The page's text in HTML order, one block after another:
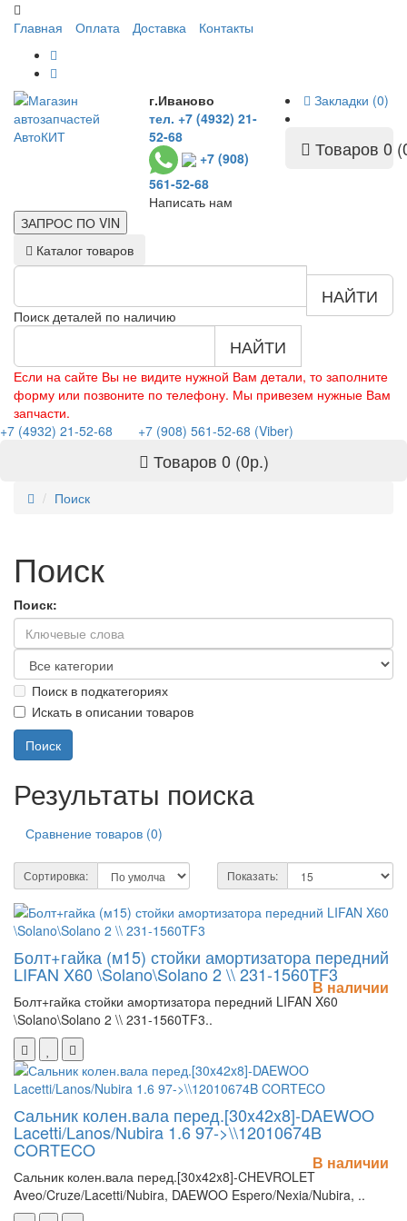
Главная Оплата Доставка Контакты
г.Иваново
тел. +7 (4932) 21-
52-68
+7 (908)
561-52-68
Написать нам
Закладки (0)
Товаров 0
ЗАПРОС ПО VIN
Каталог товаров
Поиск деталей по наличию
НАЙТИ
НАЙТИ
Если на сайте Вы не видите нужной Вам детали, то заполните
форму или позвоните по телефону. Мы привезем нужные Вам
запчасти.
+7 (4932) 21-52-68
+7 (908) 561-52-68 (Viber)
Товаров 0 (0р.)
Поиск
Поиск
Поиск:
Поиск в подкатегориях
Искать в описании товаров
Результаты поиска
Сравнение товаров (0)
Сортировка: Показать:
Болт+гайка (м15) стойки амортизатора передний
LIFAN X60 \Solano\Solano 2 \\ 231-1560TF3
Болт+гайка стойки амортизатора передний LIFAN X60
\Solano\Solano 2 \\ 231-1560TF3..
В наличии
Сальник колен.вала перед.[30x42x8]-DAEWOO
Lacetti/Lanos/Nubira 1.6 97->\\12010674B
CORTECO
Сальник колен.вала перед.[30x42x8]-CHEVROLET
Aveo/Cruze/Lacetti/Nubira, DAEWOO Espero/Nexia/Nubira, ..
В наличии